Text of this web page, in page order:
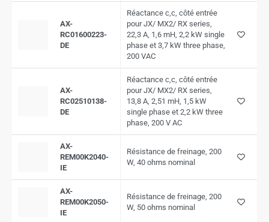
AX-
RC01600223-
DE
Réactance c,c, côté entrée
pour JX/ MX2/ RX series,
22,3 A, 1,6 mH, 2,2 kW single
phase et 3,7 kW three phase,
200 VAC
AX-
RC02510138-
DE
Réactance c,c, côté entrée
pour JX/ MX2/ RX series,
13,8 A, 2,51 mH, 1,5 kW
single phase et 2,2 kW three
phase, 200 V AC
AX-
REM00K2040-
IE
Résistance de freinage, 200
W, 40 ohms nominal
AX-
REM00K2050-
IE
Résistance de freinage, 200
W, 50 ohms nominal